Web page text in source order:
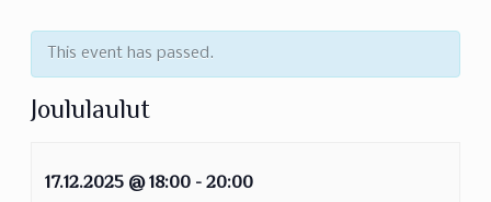
This event has passed.
Joululaulut
17.12.2025 @ 18:00 - 20:00